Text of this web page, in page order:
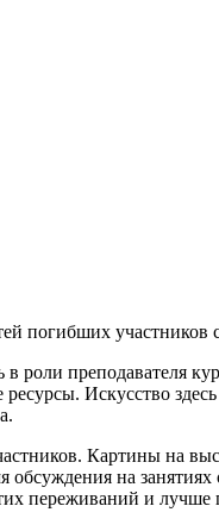
погибших
роли преподавателя
ресурсы. Искусство
Картины на
на
переживаний и